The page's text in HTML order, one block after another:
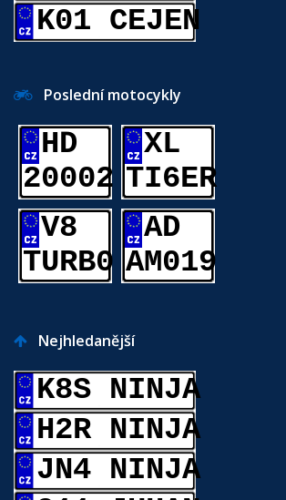
K01 CEJEN
Poslední motocykly
HD
20002
XL
TI6ER
V8
TURB0
AD
AM019
Nejhledanější
K8S NINJA
H2R NINJA
JN4 NINJA